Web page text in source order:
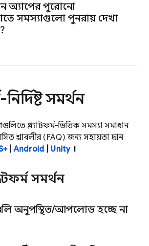
অ্যাপের পুরোনো
সমস্যাগুলো পুনরায় দেখা
নির্দিষ্ট সমর্থন
প্ল্যাটফর্ম-ভিত্তিক সমস্যা সমাধান
প্রশ্নাবলীর (FAQ) জন্য সহায়তা প্রদান
|Android Unity।
সমর্থন
অনুপস্থিত/আপলোড হচ্ছে না